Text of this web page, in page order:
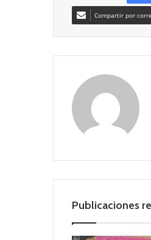
Compartir por
Publicaciones